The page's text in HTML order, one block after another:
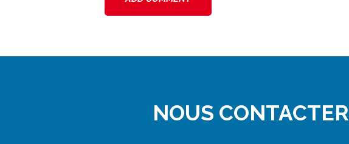
NOUS CONTACTER